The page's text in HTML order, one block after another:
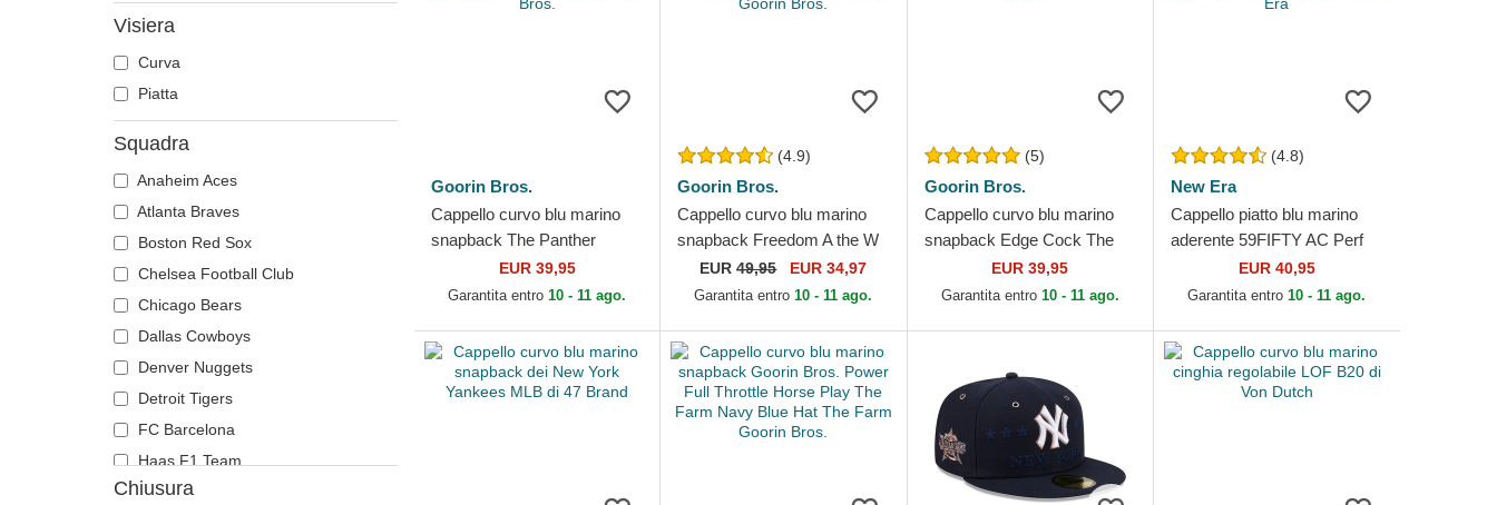
Visiera
Curva
Piatta
Squadra
Anaheim Aces
Atlanta Braves
Boston Red Sox
Chelsea Football Club
Chicago Bears
Dallas Cowboys
Denver Nuggets
Detroit Tigers
FC Barcelona
Haas F1 Team
Houston Astros
Chiusura
Goorin Bros.
Cappello curvo blu marino
snapback The Panther
Global Core Denim The
Farm Goorin Bros.
EUR 39,95
Garantita entro10 - 11 ago.
(4.9)
Goorin Bros.
Cappello curvo blu marino
snapback Freedom A the W
in a D The Farm Paisley The
Farm Goorin Bros.
EUR49,95 EUR 34,97
Garantita entro10 - 11 ago.
(5)
Goorin Bros.
Cappello curvo blu marino
snapback Edge Cock The
Farm Goorin Bros.
EUR 39,95
Garantita entro 10 - 11 ago.
(4.8)
New Era
Cappello piatto blu marino
aderente 59FIFTY AC Perf
dei New York Yankees MLB
di New Era
EUR 40,95
Garantita entro10 - 11 ago.